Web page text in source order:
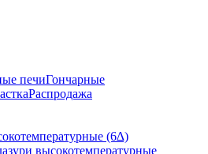
печиГончарные
Распродажа
(6∆)
высокотемпературные